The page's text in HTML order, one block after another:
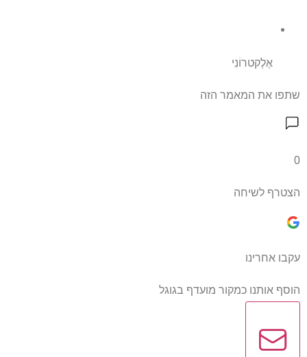
אֶלֶקטרוֹנִי
שתפו את המאמר הזה
0
הצטרף לשיחה
עקבו אחרינו
הוסף אותנו כמקור מועדף בגוגל